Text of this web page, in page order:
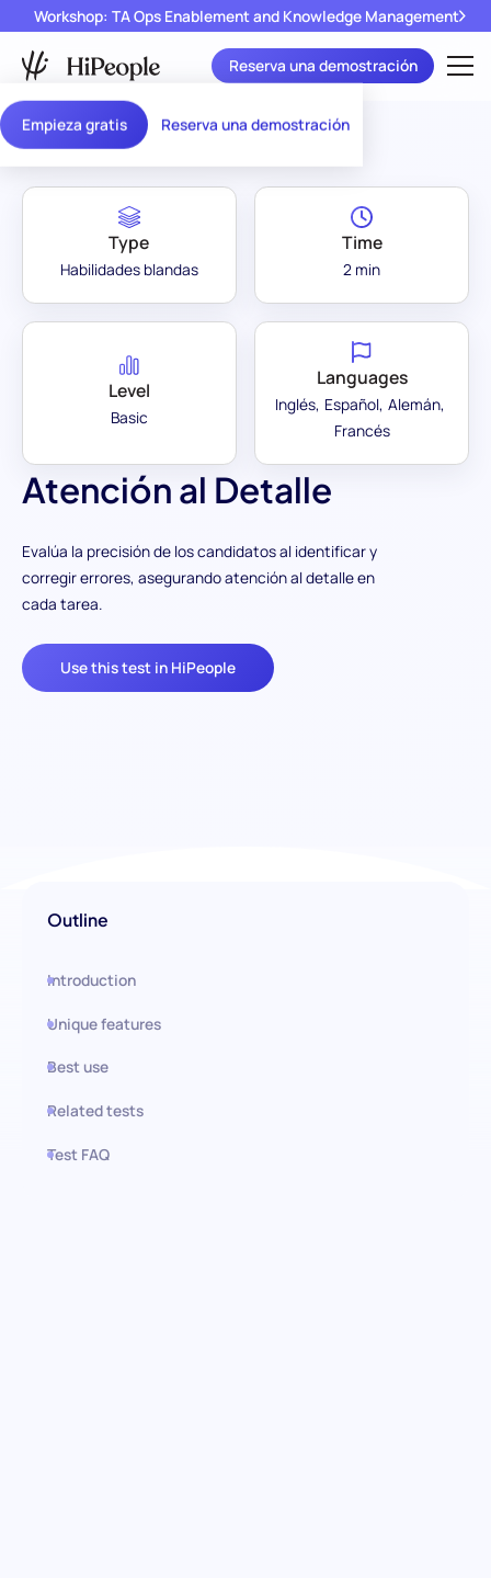
Empieza gratis Reserva una demostración
Workshop: TA Ops Enablement and Knowledge Management
Reserva una demostración
Assessment Library
Atención al Detalle
Evalúa la precisión de los candidatos al identificar y
corregir errores, asegurando atención al detalle en
cada tarea.
Use this test in HiPeople
Type
Habilidades blandas
Time
2 min
Level
Basic
Languages
Inglés Español Alemán
Francés
Outline
Introduction
Unique features
Best use
Related tests
Test FAQ